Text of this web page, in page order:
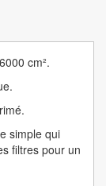
cm².
simple qui
filtres pour un